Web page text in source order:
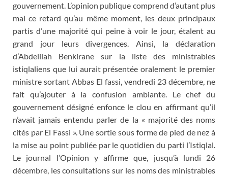
gouvernement. L’opinion publique comprend d’autant plus
mal ce retard qu’au même moment, les deux principaux
partis d’une majorité qui peine à voir le jour, étalent au
grand jour leurs divergences. Ainsi, la déclaration
d’Abdelilah Benkirane sur la liste des ministrables
istiqlaliens que lui aurait présentée oralement le premier
ministre sortant Abbas El fassi, vendredi 23 décembre, ne
fait qu’ajouter à la confusion ambiante. Le chef du
gouvernement désigné enfonce le clou en affirmant qu’il
n’avait jamais entendu parler de la « majorité des noms
cités par El Fassi ». Une sortie sous forme de pied de nez à
la mise au point publiée par le quotidien du parti l’Istiqlal.
Le journal l’Opinion y affirme que, jusqu’à lundi 26
décembre, les consultations sur les noms des ministrables